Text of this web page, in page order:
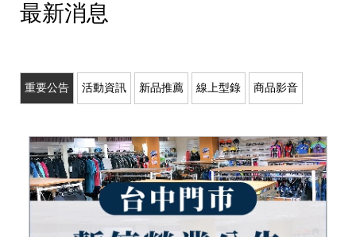
最新消息
重要公告 活動資訊 新品推薦 線上型錄 商品影音